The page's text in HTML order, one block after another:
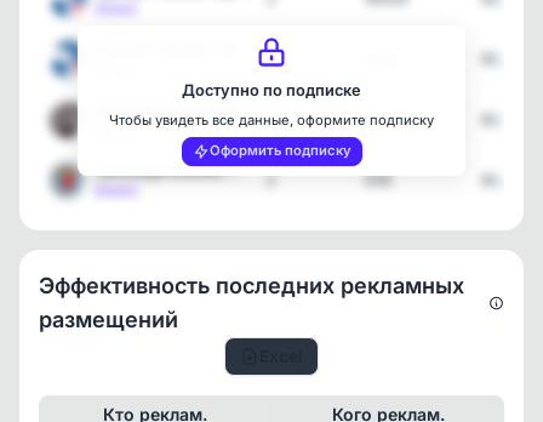
4
[max]
1 418140
Законодательное Собрание…
2 478
Доступно по подписке
Чтобы увидеть все данные, оформите подписку
Оформить подписку
Эффективность последних рекламных
размещений
Кто реклам. Кого реклам.